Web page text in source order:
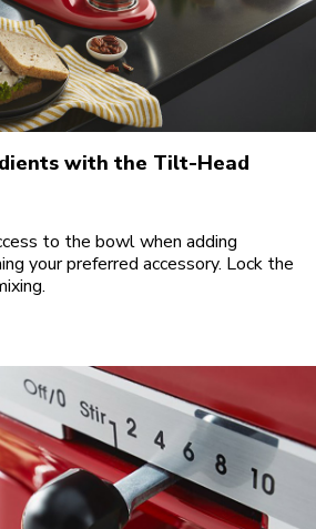
with the Tilt-Head
to the bowl when adding
your preferred accessory. Lock the